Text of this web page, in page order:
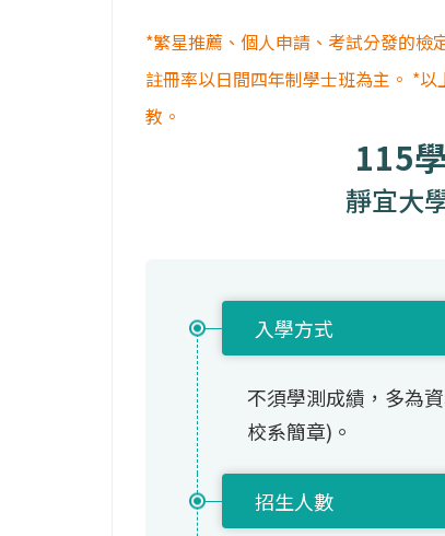
*繁星推薦、個人申請、考試分發的檢
註冊率以日間四年制學士班為主。 *
教。
115
靜宜大
入學方式
不須學測成績，多為
校系簡章)。
招生人數